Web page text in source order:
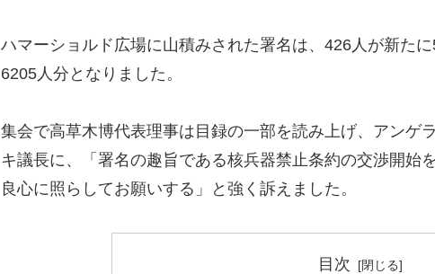
ハマーショルド広場に山積みされた署名は、426人が新た
6205人分となりました。
集会で高草木博代表理事は目録の一部を読み上げ、アンゲ
キ議長に、「署名の趣旨である核兵器禁止条約の交渉開始
良心に照らしてお願いする」と強く訴えました。
目次